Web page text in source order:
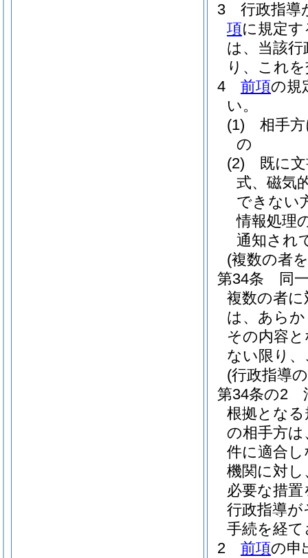
3
行政指導
項に規定
は、当該
り、これ
4
前項の規
い。
(1)
相手
の
(2)
既に
式、磁気
できない
情報処理
通知され
(複数の者
第34条
同
複数の者
は、あら
その内容
ない限り
(行政指導
第34条の2
根拠とな
の相手方
件に適合
機関に対
必要な措
行政指導
手続を経
2
前項の申